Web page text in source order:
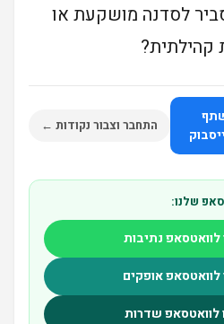
לסדנה מושקעת או
קהילתית?
התחבר וצבור נקודות ←
שלנו:
נתיבות
אופקים
לוואטסאפ שדרות